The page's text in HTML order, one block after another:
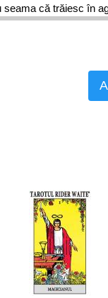
seama că trăiesc în
abstinență și
te va plictisi datorită